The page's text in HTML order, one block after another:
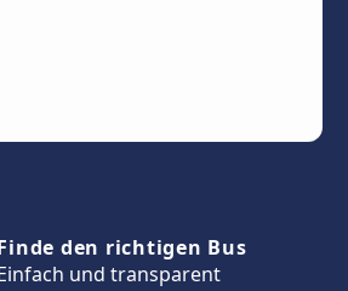
den richtigen Bus
und transparent